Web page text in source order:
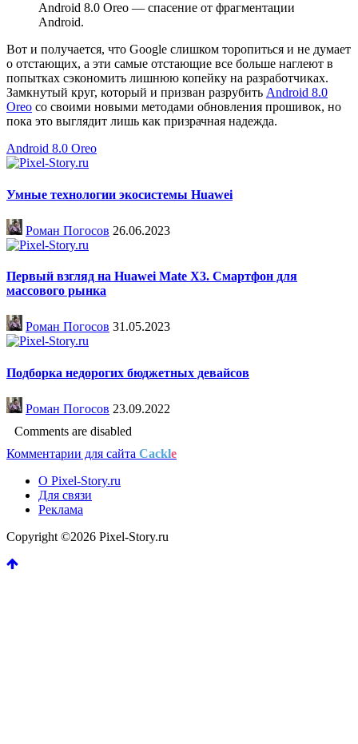
Android 8.0 Oreo — спасение от фрагментации
Android.
Вот и получается, что Google слишком торопиться и не думает
о отстающих, а эти самые отстающие все больше наглеют в
попытках сэкономить лишнюю копейку на разработчиках.
Замкнутый круг, который и призван разрубить Android 8.0
Oreo со своими новыми методами обновления прошивок, но
пока это выглядит лишь как призрачная надежда.
Android 8.0 Oreo
Умные технологии экосистемы Huawei
Роман Погосов 26.06.2023
Первый взгляд на Huawei Mate X3. Смартфон для
массового рынка
Роман Погосов 31.05.2023
Подборка недорогих бюджетных девайсов
Роман Погосов 23.09.2022
Comments are disabled
Комментарии для сайта Cackle
О Pixel-Story.ru
Для связи
Реклама
Copyright ©2026 Pixel-Story.ru